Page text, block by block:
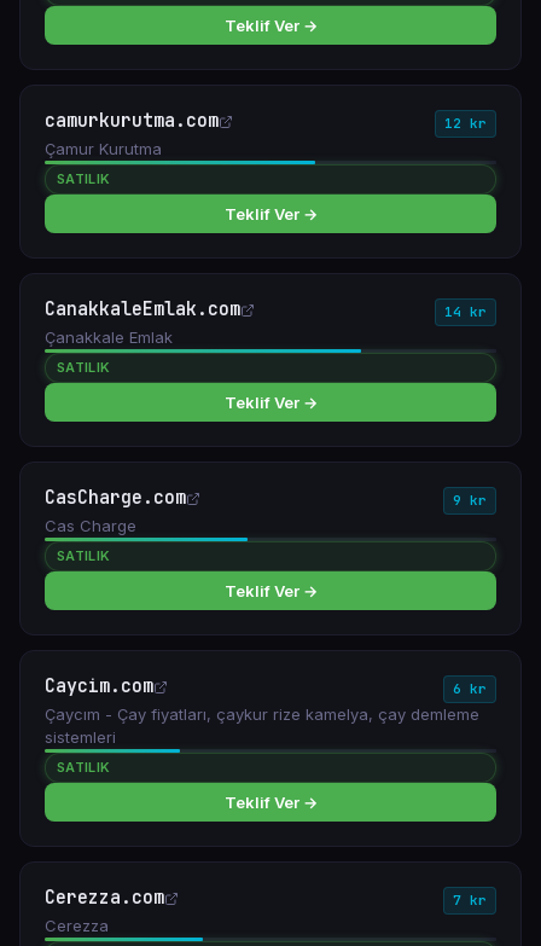
Teklif Ver →
camurkurutma.com 12 kr
Çamur Kurutma
SATILIK
Teklif Ver →
CanakkaleEmlak.com 14 kr
Çanakkale Emlak
SATILIK
Teklif Ver →
CasCharge.com 9 kr
Cas Charge
SATILIK
Teklif Ver →
Caycim.com 6 kr
Çaycım - Çay fiyatları, çaykur rize kamelya, çay demleme
sistemleri
SATILIK
Teklif Ver →
Cerezza.com 7 kr
Cerezza